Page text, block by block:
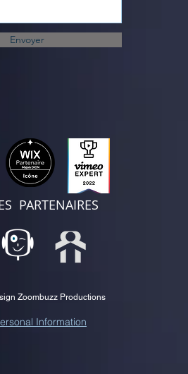
Envoyer
PARTENAIRES
Zoombuzz Productions
Information